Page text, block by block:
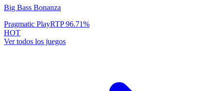
Big Bass Bonanza
Pragmatic PlayRTP96.71%
HOT
Ver todos los juegos